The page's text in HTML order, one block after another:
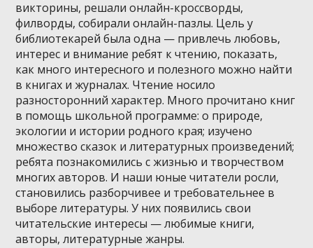
викторины, решали онлайн-кроссворды,
филворды, собирали онлайн-пазлы. Цель у
библиотекарей была одна — привлечь любовь,
интерес и внимание ребят к чтению, показать,
как много интересного и полезного можно найти
в книгах и журналах. Чтение носило
разносторонний характер. Много прочитано книг
в помощь школьной программе: о природе,
экологии и истории родного края; изучено
множество сказок и литературных произведений;
ребята познакомились с жизнью и творчеством
многих авторов. И наши юные читатели росли,
становились разборчивее и требовательнее в
выборе литературы. У них появились свои
читательские интересы — любимые книги,
авторы, литературные жанры.